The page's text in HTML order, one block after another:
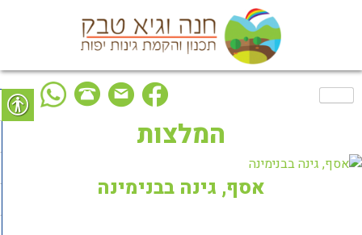
המלצות
אסף, גינה בבנימינה